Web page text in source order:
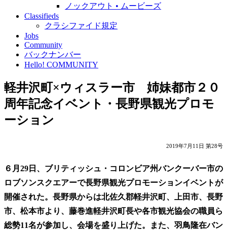
ノックアウト • ムービーズ
Classifieds
クラシファイド規定
Jobs
Community
バックナンバー
Hello! COMMUNITY
軽井沢町×ウィスラー市 姉妹都市２０
周年記念イベント・長野県観光プロモ
ーション
2019年7月11日 第28号
６月29日、ブリティッシュ・コロンビア州バンクーバー市の
ロブソンスクエアーで長野県観光プロモーションイベントが
開催された。長野県からは北佐久郡軽井沢町、上田市、長野
市、松本市より、藤巻進軽井沢町長や各市観光協会の職員ら
総勢11名が参加し、会場を盛り上げた。また、羽鳥隆在バン